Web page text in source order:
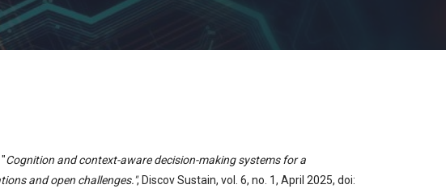
"Cognition and context-aware decision-making systems for a
and open challenges.", Discov Sustain, vol. 6, no. 1, April 2025, doi: